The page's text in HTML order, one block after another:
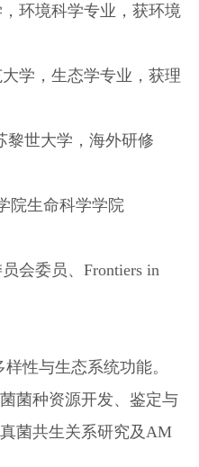
环境科学专业，获环境
学，生态学专业，获理
黎世大学，海外研修
院生命科学学院
会委员、 Frontiers in
性与生态系统功能。
菌种资源开发、鉴定与
真菌共生关系研究及 AM